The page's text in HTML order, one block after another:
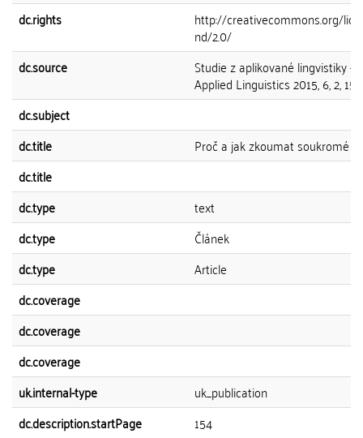
dc.rights
http://creativecommons.org/
nd/2.0/
dc.source
Studie z aplikované lingvistiky -
Applied Linguistics 2015, 6, 2,
dc.subject
dc.title
Proč a jak zkoumat soukromé
dc.title
dc.type
text
dc.type
Článek
dc.type
Article
dc.coverage
dc.coverage
dc.coverage
uk.internal-type
uk_publication
dc.description.startPage
154